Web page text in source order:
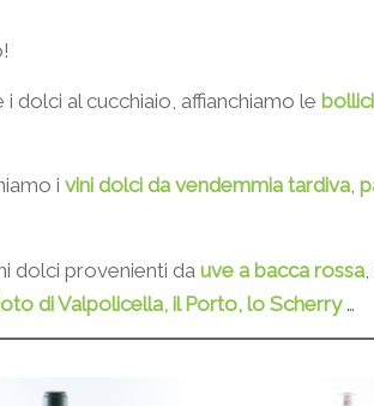
dolci al cucchiaio, affianchiamo le
i vini dolci da vendemmia tardiva,
dolci provenienti da uve a bacca rossa
di Valpolicella, il Porto, lo Scherry …